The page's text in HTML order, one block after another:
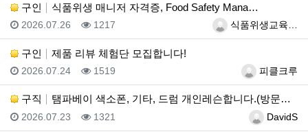
구인 식품위생 매니저 자격증, Food Safety Mana…
등록자식품위생교육…
등록일
2026.07.26 조회
1217
구인 제품 리뷰 체험단 모집합니다!
등록자피클크루
등록일
2026.07.24 조회
1519
구직 탬파베이 색소폰, 기타, 드럼 개인레슨합니다.(방문레슨…
등록자DavidS
등록일
2026.07.23 조회
1321